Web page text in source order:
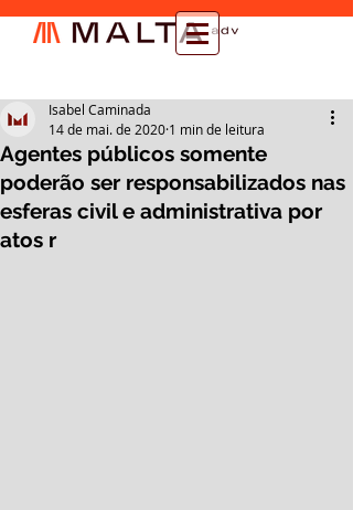
Agentes públicos somente
poderão ser responsabilizados nas
esferas civil e administrativa por
atos r
Isabel Caminada
14 de mai. de 2020 1 min de leitura